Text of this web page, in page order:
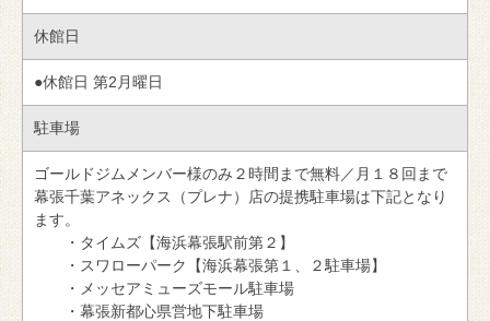
休館日
●休館日 第2月曜日
駐車場
ゴールドジムメンバー様のみ２時間まで無料／月１８回まで
幕張千葉アネックス（プレナ）店の提携駐車場は下記となり
ます。
・タイムズ【海浜幕張駅前第２】
・スワローパーク【海浜幕張第１、２駐車場】
・メッセアミューズモール駐車場
・幕張新都心県営地下駐車場